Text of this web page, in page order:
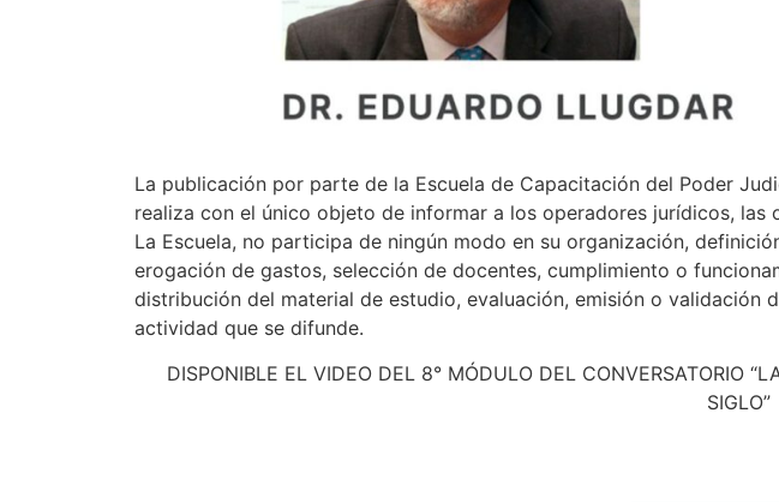
La publicación por parte de la Escuela de Capacitación del Poder
realiza con el único objeto de informar a los operadores jurídicos,
La Escuela, no participa de ningún modo en su organización,
erogación de gastos, selección de docentes, cumplimiento o
distribución del material de estudio, evaluación, emisión o
actividad que se difunde.
DISPONIBLE EL VIDEO DEL 8° MÓDULO DEL CONVERSATORIO
SIGLO”